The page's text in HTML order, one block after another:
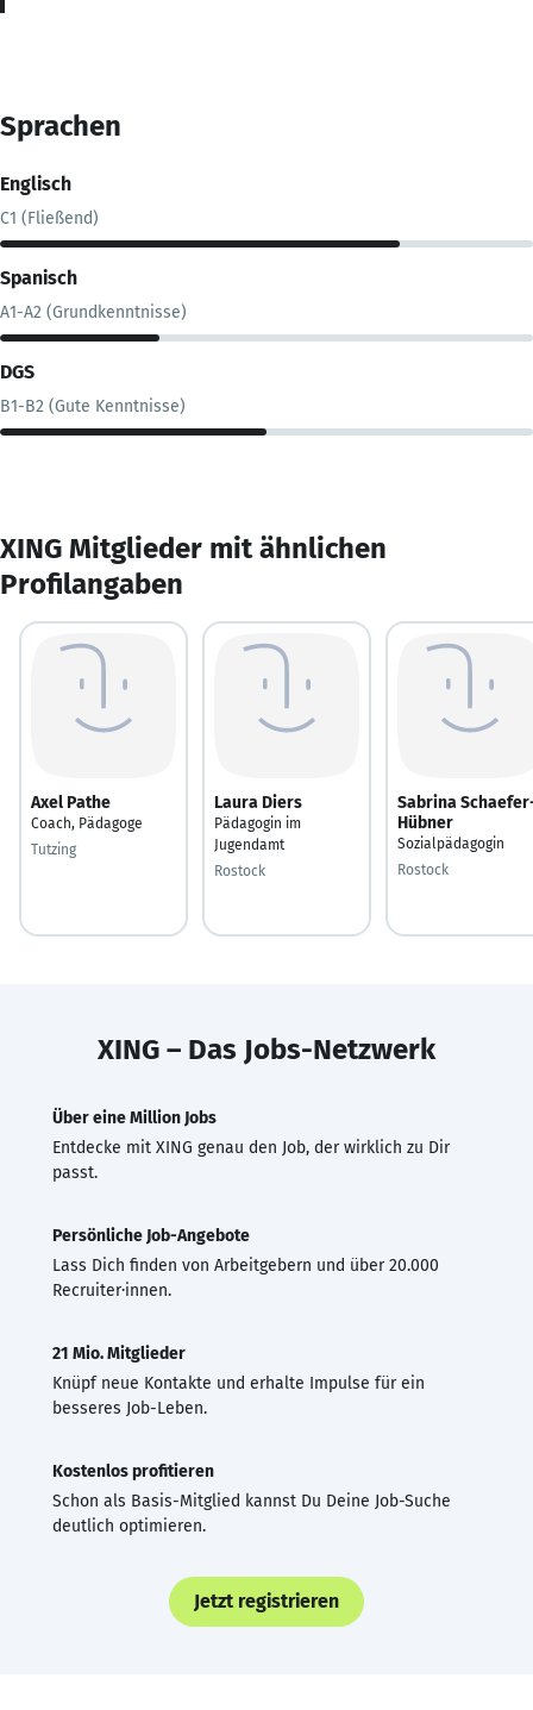
Sprachen
Englisch
C1 (Fließend)
Spanisch
A1-A2 (Grundkenntnisse)
DGS
B1-B2 (Gute Kenntnisse)
XING Mitglieder mit ähnlichen
Profilangaben
Axel Pathe
Coach, Pädagoge
Tutzing
Laura Diers
Pädagogin im
Jugendamt
Rostock
Sabrina
Hübner
Sozialpädagogin
Rostock
XING – Das Jobs-Netzwerk
Über eine Million Jobs
Entdecke mit XING genau den Job, der wirklich zu Dir
passt.
Persönliche Job-Angebote
Lass Dich finden von Arbeitgebern und über 20.000
Recruiter·innen.
21 Mio. Mitglieder
Knüpf neue Kontakte und erhalte Impulse für ein
besseres Job-Leben.
Kostenlos profitieren
Schon als Basis-Mitglied kannst Du Deine Job-Suche
deutlich optimieren.
Jetzt registrieren